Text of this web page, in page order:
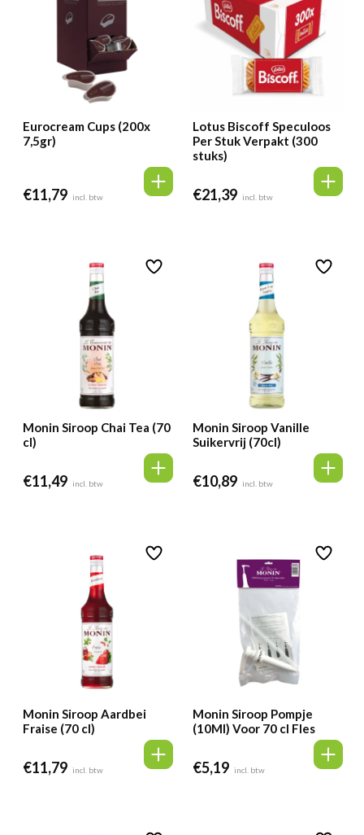
Eurocream Cups (200x
7,5gr)
€11,79 incl. btw
Lotus Biscoff Speculoos
Per Stuk Verpakt (300
stuks)
€21,39 incl. btw
Monin Siroop Chai Tea (70
cl)
€11,49 incl. btw
Monin Siroop Vanille
Suikervrij (70cl)
€10,89 incl. btw
Monin Siroop Aardbei
Fraise (70 cl)
€11,79 incl. btw
Monin Siroop Pompje
(10Ml) Voor 70 cl Fles
€5,19 incl. btw